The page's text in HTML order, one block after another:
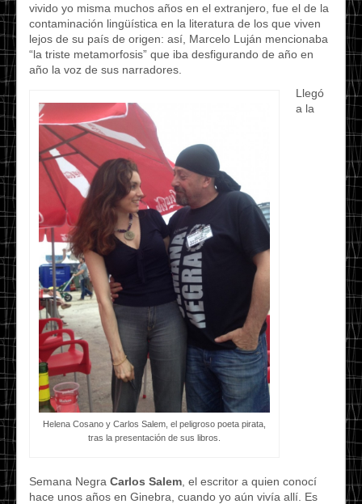
vivido yo misma muchos años en el extranjero, fue el de la
contaminación lingüística en la literatura de los que viven
lejos de su país de origen: así, Marcelo Luján mencionaba
“la triste metamorfosis” que iba desfigurando de año en
año la voz de sus narradores.
Helena Cosano y Carlos Salem, el peligroso poeta pirata,
tras la presentación de sus libros.
Llegó
a la
Semana Negra Carlos Salem , el escritor a quien conocí
hace unos años en Ginebra, cuando yo aún vivía allí. Es